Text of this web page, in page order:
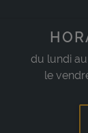
du lundi au
le